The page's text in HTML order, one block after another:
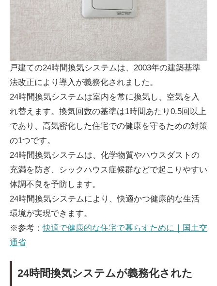
戸建ての24時間換気システムは、2003年の建築基準
法改正により導入が義務化されました。
24時間換気システムは室内を常に換気し、空気を入
れ替えます。換気回数の基準は1時間あたり0.5回以上
であり、高気密化した住宅での健康を守るための対策
の1つです。
24時間換気システムは、化学物質やハウスダストの
充満を防ぎ、シックハウス症候群などで起こりやすい
体調不良を予防します。
24時間換気システムにより、快適かつ健康的な生活
環境が実現できます。
※参考：快適で健康的な住宅で暮らすために｜国土交
通省
24時間換気システムが義務化された